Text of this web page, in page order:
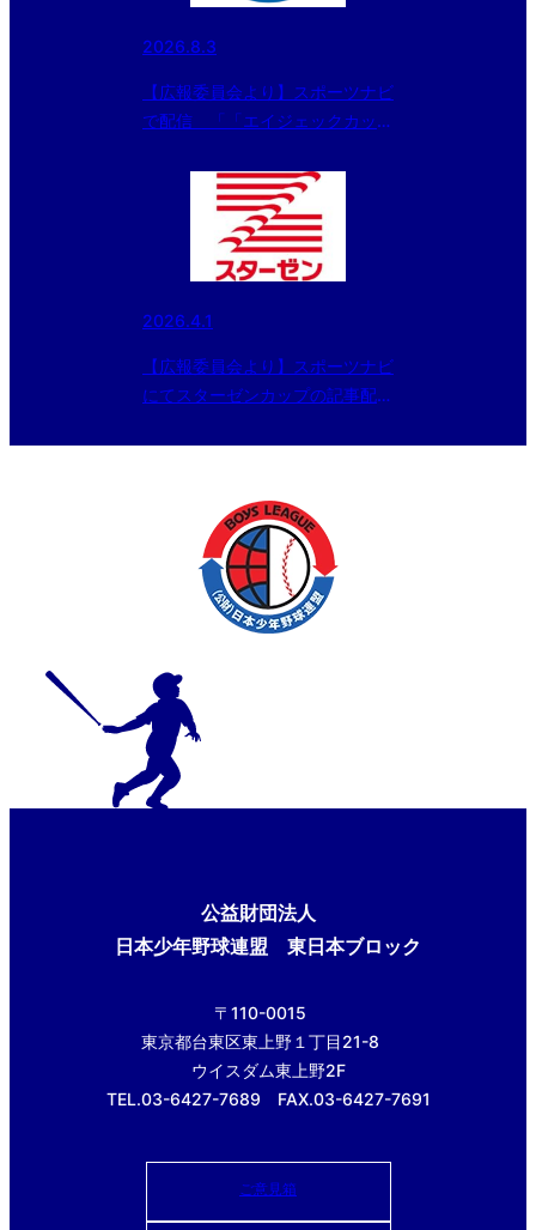
2026.8.3
【広報委員会より】スポーツナビ
で配信 「「エイジェックカップ
会」いよいよ開幕」
2026.4.1
【広報委員会より】スポーツナビ
にてスターゼンカップの記事配
国大会初優勝！「スターゼンカッ
国大会」【3月31日の試合結果】
公益財団法人
日本少年野球連盟 東日本ブロック
〒110-0015
東京都台東区東上野１丁目21-8
ウイスダム東上野2F
TEL.03-6427-7689 FAX.03-6427-7691
ご意見箱